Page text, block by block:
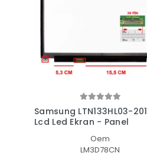
Samsung LTN133HL03-201
Lcd Led Ekran - Panel
Oem
LM3D78CN